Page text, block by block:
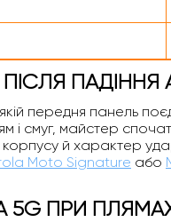
ПІСЛЯ
передня панель
і смуг, майстер
й характер
Moto Signature або
5G ПРИ